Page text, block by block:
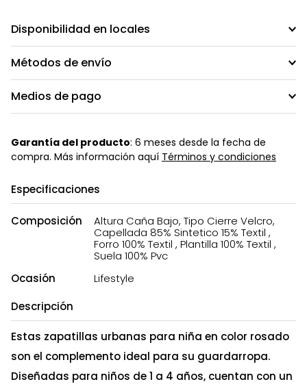
Disponibilidad en locales
Métodos de envío
Medios de pago
Garantía del producto: 6 meses desde la fecha de
compra. Más información aquí Términos y condiciones
Especificaciones
Composición
Altura Caña Bajo, Tipo Cierre Velcro,
Capellada 85% Sintetico 15% Textil ,
Forro 100% Textil , Plantilla 100% Textil ,
Suela 100% Pvc
Ocasión
Lifestyle
Descripción
Estas zapatillas urbanas para niña en color rosado
son el complemento ideal para su guardarropa.
Diseñadas para niños de 1 a 4 años, cuentan con un